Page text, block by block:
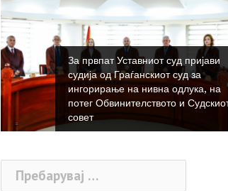
За првпат Уставниот суд пријави
судија од Граѓанскиот суд за
ингорирање на нивна одлука, на
потег Обвинителството и
совет
Пребарувај
за: